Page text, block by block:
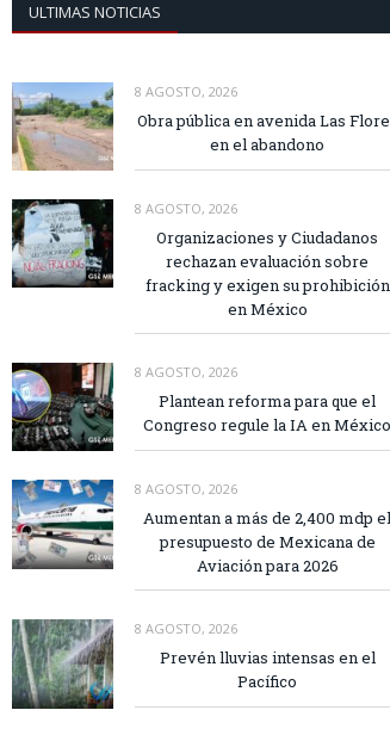
ULTIMAS NOTICIAS
8 AGOSTO, 2026
Obra pública en avenida Las
en el abandono
8 AGOSTO, 2026
Organizaciones y Ciudadanos
rechazan evaluación sobre
fracking y exigen su prohibición
en México
8 AGOSTO, 2026
Plantean reforma para que el
Congreso regule la IA en México
8 AGOSTO, 2026
Aumentan a más de 2,400 mdp el
presupuesto de Mexicana de
Aviación para 2026
8 AGOSTO, 2026
Prevén lluvias intensas en el
Pacífico